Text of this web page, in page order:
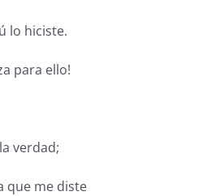
lo hiciste.
para ello!
verdad;
que me diste